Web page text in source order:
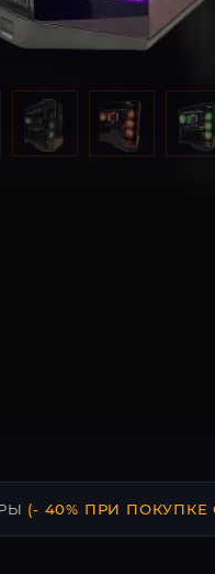
(- 40% ПРИ ПОКУПКЕ